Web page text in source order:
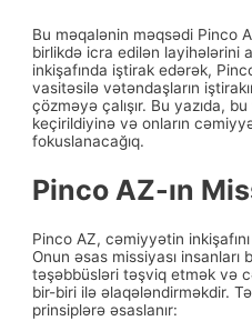
Bu məqalənin məqsədi Pinco
birlikdə icra edilən layihələrini
inkişafında iştirak edərək,
vasitəsilə vətəndaşların
çözməyə çalışır. Bu yazıda,
keçirildiyinə və onların
fokuslanacağıq.
Pinco AZ-ın
Pinco AZ, cəmiyyətin
Onun əsas missiyası
təşəbbüsləri təşviq etmək və
bir-biri ilə əlaqələndirməkdir.
prinsiplərə əsaslanır: